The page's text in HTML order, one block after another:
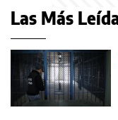
Las Más